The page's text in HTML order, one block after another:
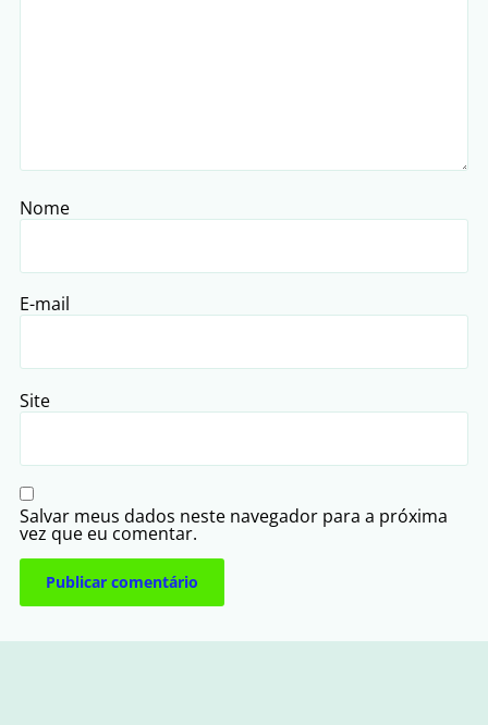
Nome
E-mail
Site
Salvar meus dados neste navegador para a próxima
vez que eu comentar.